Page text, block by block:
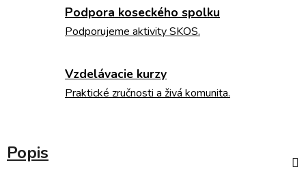
Podpora koseckého spolku
Podporujeme aktivity SKOS.
Vzdelávacie kurzy
Praktické zručnosti a živá komunita.
Popis